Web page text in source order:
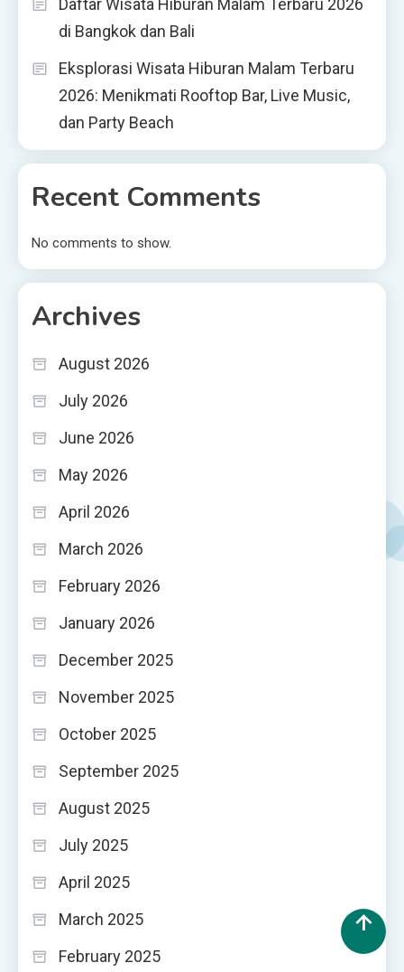
Daftar Wisata Hiburan Malam Terbaru 2026
di Bangkok dan Bali
Eksplorasi Wisata Hiburan Malam Terbaru
2026: Menikmati Rooftop Bar, Live Music,
dan Party Beach
Recent Comments
No comments to show.
Archives
August 2026
July 2026
June 2026
May 2026
April 2026
March 2026
February 2026
January 2026
December 2025
November 2025
October 2025
September 2025
August 2025
July 2025
April 2025
March 2025
February 2025